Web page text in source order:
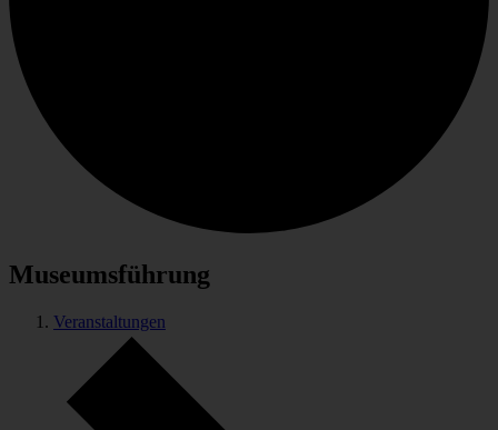
Museumsführung
Veranstaltungen